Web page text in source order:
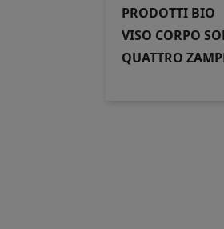
PRODOTTI BIO
VISO CORPO
QUATTRO